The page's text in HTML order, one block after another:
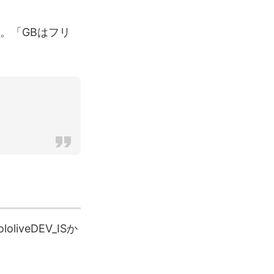
「GBはフリ
か